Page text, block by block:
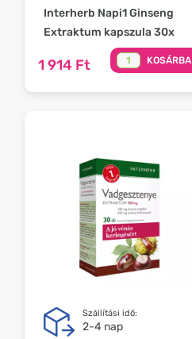
Interherb Napi1 Ginseng
Extraktum kapszula 30x
1 914 Ft KOSÁRBA
Szállítási idő:
2-4 nap